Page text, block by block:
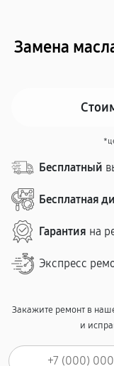
Замена
Бесплатный
Бесплатная
Гарантия на
Экспресс
Закажите ремонт в
и